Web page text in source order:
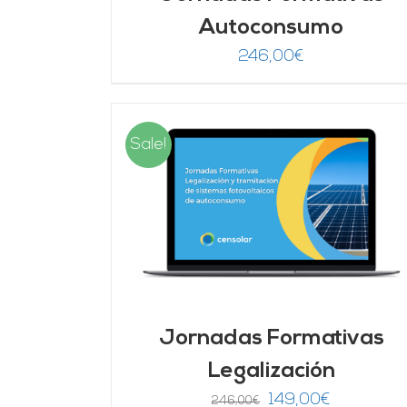
Autoconsumo
246,00€
Sale!
Jornadas Formativas
Legalización
246,00€
El
149,00€
AÑADIR AL CARRITO / DETALLES